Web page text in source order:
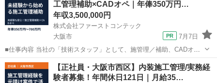
工管理補助×CADオペ｜年俸350万円…
年収3,500,000円
株式会社ファーストコンテック
大阪市
7月7日
■仕事内容 当社の「技術スタッフ」として、施管理／補助、CADオペ
レーターなどの業務をご担当いただきます。 現場・プロジェクトは建
築・電気・設備・管事・などさまざま。 ご希望や経験、スキルに合わ
せて業務をお任せしていき...
大阪 大阪市 土木 未経験
【正社員・大阪市西区】内装施工管理/実務経
験者募集！年間休日121日｜月給35…